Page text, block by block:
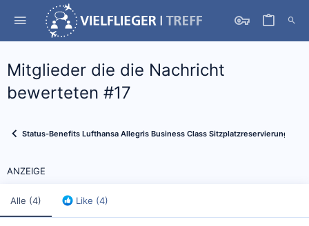
Mitglieder die die Nachricht
bewerteten #17
Status-Benefits Lufthansa Allegris Business Class Sitzplatzreservierungen
ANZEIGE
Alle (4) Like (4)